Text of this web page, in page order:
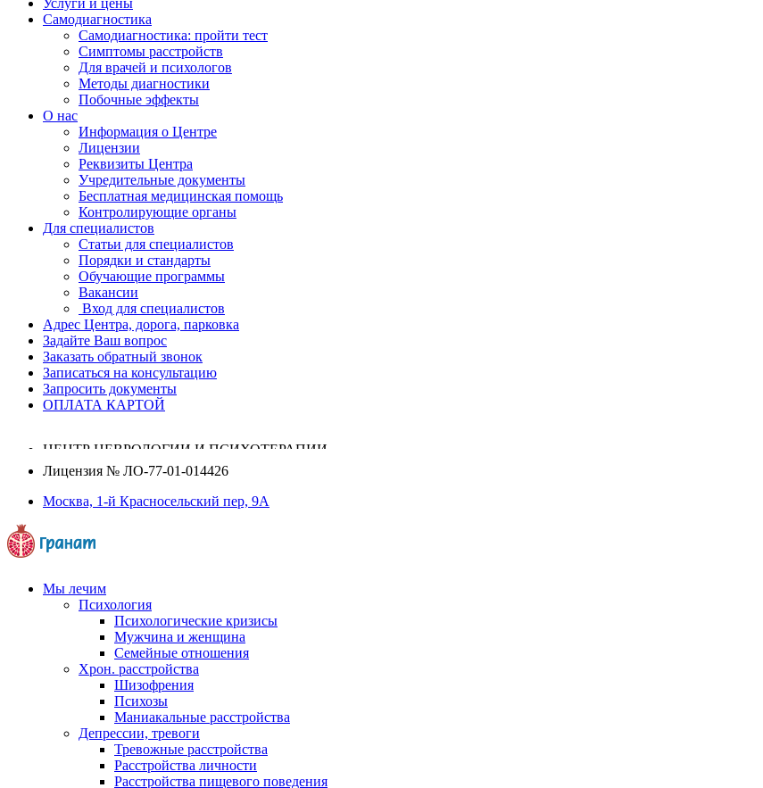
Услуги и цены
Самодиагностика
Самодиагностика: пройти тест
Симптомы расстройств
Для врачей и психологов
Методы диагностики
Побочные эффекты
О нас
Информация о Центре
Лицензии
Реквизиты Центра
Учредительные документы
Бесплатная медицинская помощь
Контролирующие органы
Для специалистов
Статьи для специалистов
Порядки и стандарты
Обучающие программы
Вакансии
Вход для специалистов
Адрес Центра, дорога, парковка
Задайте Ваш вопрос
Заказать обратный звонок
Записаться на консультацию
Запросить документы
ОПЛАТА КАРТОЙ
ЦЕНТР НЕВРОЛОГИИ И ПСИХОТЕРАПИИ
Лицензия № ЛО-77-01-014426
Москва, 1-й Красносельский пер, 9А
Мы лечим
Психология
Психологические кризисы
Мужчина и женщина
Семейные отношения
Хрон. расстройства
Шизофрения
Психозы
Маниакальные расстройства
Депрессии, тревоги
Тревожные расстройства
Расстройства личности
Расстройства пищевого поведения